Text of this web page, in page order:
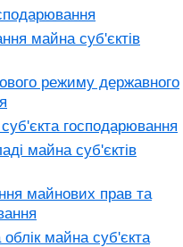
майна суб'єктів
режиму державного
господарювання
майна суб'єктів
майнових прав та
майна суб'єкта